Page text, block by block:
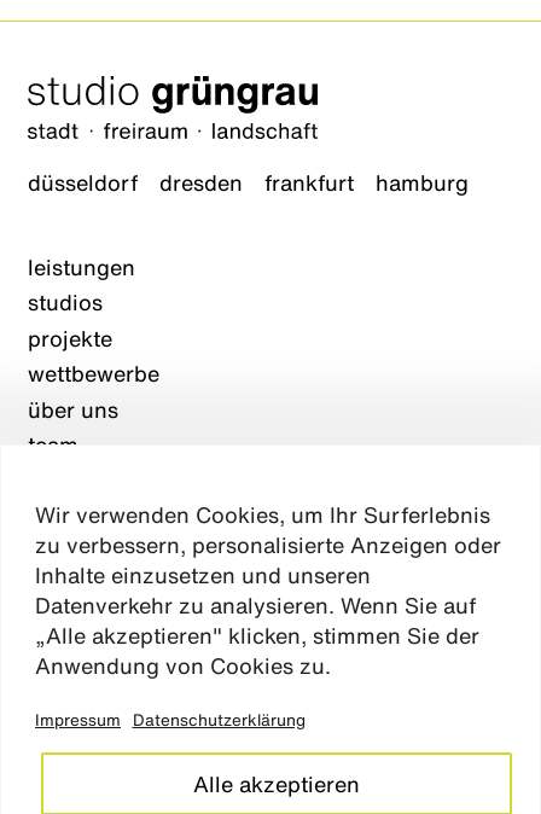
Wir verwenden Cookies, um Ihr Surferlebnis
zu verbessern, personalisierte Anzeigen oder
Inhalte einzusetzen und unseren
Datenverkehr zu analysieren. Wenn Sie auf
„Alle akzeptieren" klicken, stimmen Sie der
Anwendung von Cookies zu.
Impressum Datenschutzerklärung
Alle akzeptieren
düsseldorf dresden frankfurt hamburg
leistungen
studios
projekte
wettbewerbe
über uns
team
aktuelles
kontakt
impressum
datenschutz
cookie einstellungen